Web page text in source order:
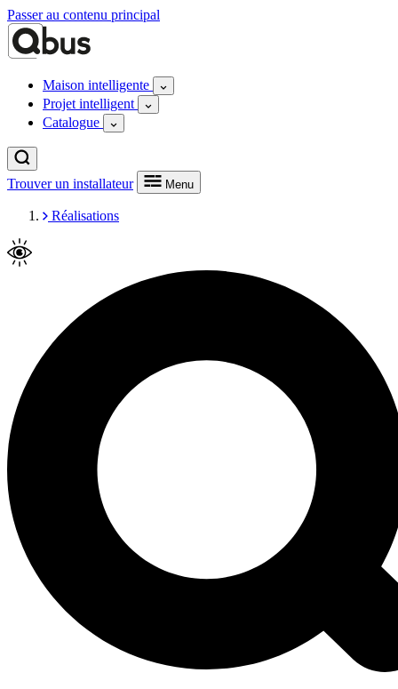
Passer au contenu principal
Maison intelligente
Projet intelligent
Catalogue
Trouver un installateur Menu
Réalisations